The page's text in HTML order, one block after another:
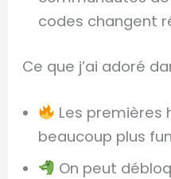
codes changent
Ce que j’ai adoré
Les premières
beaucoup plus
On peut